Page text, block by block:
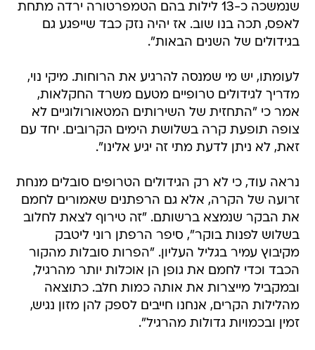
שנמשכה כ-13 לילות בהם הטמפרטורה ירדה מתחת
לאפס, תכה בנו שוב. אז יהיה נזק כבד שייפגע גם
בגידולים של השנים הבאות".
לעומתו, יש מי שמנסה להרגיע את הרוחות. מיקי נוי,
מדריך לגידולים טרופיים מטעם משרד החקלאות,
אמר כי "התחזית של השירותים המטאורולוגיים לא
צופה תופעת קרה בשלושת הימים הקרובים. יחד עם
זאת, לא ניתן לדעת מתי זה יגיע אלינו".
נראה עוד, כי לא רק הגידולים הטרופים סובלים מנחת
זרועה של הקרה, אלא גם הרפתנים שאמורים לחמם
את הבקר שנמצא ברשותם. "זה טירוף לצאת לחלוב
בשלוש לפנות בוקר", סיפר הרפתן רוני ליטבק
מקיבוץ עמיר בגליל העליון. "הפרות סובלות מהקור
הכבד וכדי לחמם את גופן הן אוכלות יותר מהרגיל,
ובמקביל מייצרות את אותה כמות חלב. כתוצאה
מהלילות הקרים, אנחנו חייבים לספק להן מזון נגיש,
זמין ובכמויות גדולות מהרגיל".